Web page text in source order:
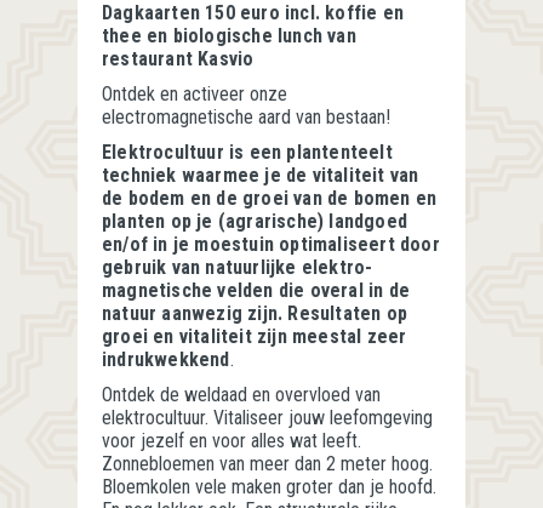
Dagkaarten 150 euro incl. koffie en
thee en biologische lunch van
restaurant Kasvio
Ontdek en activeer onze
electromagnetische aard van bestaan!
Elektrocultuur is een plantenteelt
techniek waarmee je de vitaliteit van
de bodem en de groei van de bomen en
planten op je (agrarische) landgoed
en/of in je moestuin optimaliseert door
gebruik van natuurlijke elektro-
magnetische velden die overal in de
natuur aanwezig zijn. Resultaten op
groei en vitaliteit zijn meestal zeer
indrukwekkend.
Ontdek de weldaad en overvloed van
elektrocultuur. Vitaliseer jouw leefomgeving
voor jezelf en voor alles wat leeft.
Zonnebloemen van meer dan 2 meter hoog.
Bloemkolen vele maken groter dan je hoofd.